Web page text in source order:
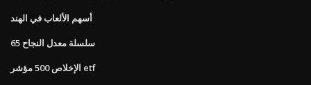
أسهم الألعاب في الهند
سلسلة معدل النجاح 65
الإخلاص 500 مؤشر etf